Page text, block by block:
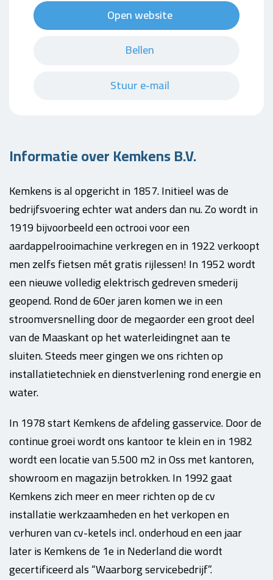
Open website
Bellen
Stuur e-mail
Informatie over Kemkens B.V.
Kemkens is al opgericht in 1857. Initieel was de
bedrijfsvoering echter wat anders dan nu. Zo wordt in
1919 bijvoorbeeld een octrooi voor een
aardappelrooimachine verkregen en in 1922 verkoopt
men zelfs fietsen mét gratis rijlessen! In 1952 wordt
een nieuwe volledig elektrisch gedreven smederij
geopend. Rond de 60er jaren komen we in een
stroomversnelling door de megaorder een groot deel
van de Maaskant op het waterleidingnet aan te
sluiten. Steeds meer gingen we ons richten op
installatietechniek en dienstverlening rond energie en
water.
In 1978 start Kemkens de afdeling gasservice. Door de
continue groei wordt ons kantoor te klein en in 1982
wordt een locatie van 5.500 m2 in Oss met kantoren,
showroom en magazijn betrokken. In 1992 gaat
Kemkens zich meer en meer richten op de cv
installatie werkzaamheden en het verkopen en
verhuren van cv-ketels incl. onderhoud en een jaar
later is Kemkens de 1e in Nederland die wordt
gecertificeerd als “Waarborg servicebedrijf”.